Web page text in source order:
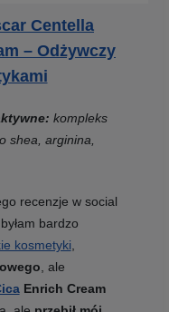
Centella
– Odżywczy
kompleks
shea, arginina,
recenzje w social
bardzo
kosmetyki,
, ale
Enrich Cream